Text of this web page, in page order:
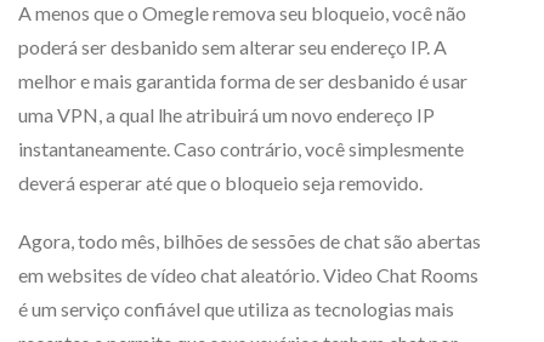
A menos que o Omegle remova seu bloqueio, você não
poderá ser desbanido sem alterar seu endereço IP. A
melhor e mais garantida forma de ser desbanido é usar
uma VPN, a qual lhe atribuirá um novo endereço IP
instantaneamente. Caso contrário, você simplesmente
deverá esperar até que o bloqueio seja removido.
Agora, todo mês, bilhões de sessões de chat são abertas
em websites de vídeo chat aleatório. Video Chat Rooms
é um serviço confiável que utiliza as tecnologias mais